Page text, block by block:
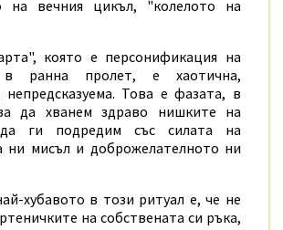
на вечния цикъл, "колелото на
която е персонификация на
в ранна пролет, е хаотична,
непредсказуема. Това е фазата, в
да хванем здраво нишките на
ги подредим със силата на
ни мисъл и доброжелателното ни
хубавото в този ритуал е, че не
на собствената си ръка,